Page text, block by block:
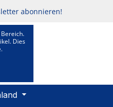
abonnieren!
Dies